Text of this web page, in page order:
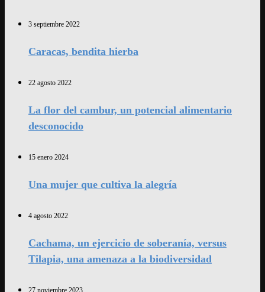
3 septiembre 2022
Caracas, bendita hierba
22 agosto 2022
La flor del cambur, un potencial alimentario
desconocido
15 enero 2024
Una mujer que cultiva la alegría
4 agosto 2022
Cachama, un ejercicio de soberanía, versus
Tilapia, una amenaza a la biodiversidad
27 noviembre 2023